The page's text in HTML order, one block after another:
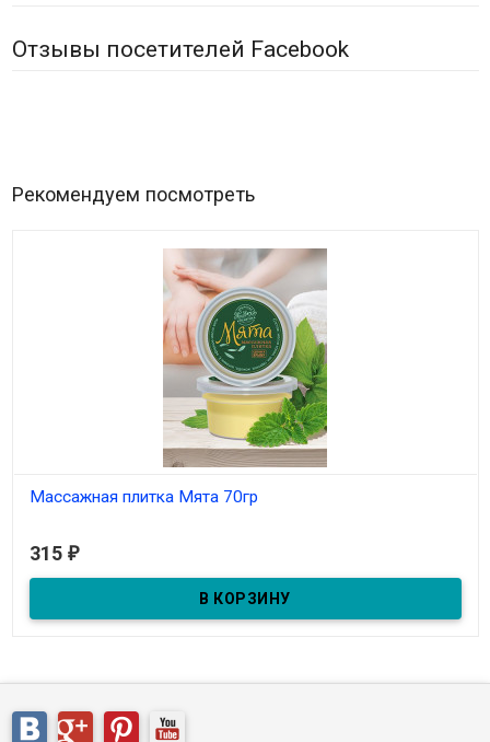
Отзывы посетителей Facebook
Рекомендуем посмотреть
Массажная плитка Мята 70гр
315 ₽